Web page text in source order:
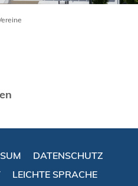
DATENSCHUTZ
LEICHTE SPRACHE